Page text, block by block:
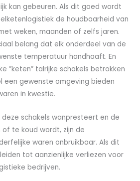
kan gebeuren. Als dit goed wordt
de houdbaarheid van
weken, maanden of zelfs jaren.
belang dat elk onderdeel van de
temperatuur handhaaft. En
”keten” talrijke schakels betrokken
een gewenste omgeving bieden
in kwestie.
schakels wanpresteert en de
te koud wordt, zijn de
waren onbruikbaar. Als dit
tot aanzienlijke verliezen voor
bedrijven.